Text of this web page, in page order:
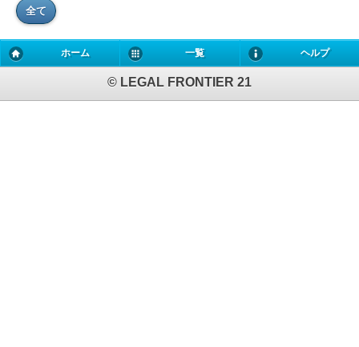
全て
ホーム 一覧 ヘルプ
© LEGAL FRONTIER 21